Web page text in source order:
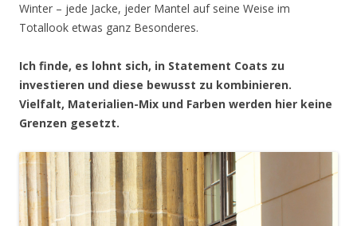
Winter – jede Jacke, jeder Mantel auf seine Weise im
Totallook etwas ganz Besonderes.
Ich finde, es lohnt sich, in Statement Coats zu
investieren und diese bewusst zu kombinieren.
Vielfalt, Materialien-Mix und Farben werden hier keine
Grenzen gesetzt.